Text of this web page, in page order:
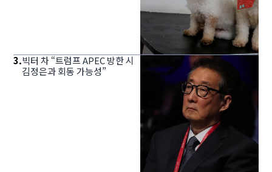
3.빅터 차 “트럼프 APEC 방한 시
김정은과 회동 가능성”